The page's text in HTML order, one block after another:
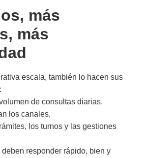
más
más
escala, también lo hacen sus
de consultas diarias,
los canales,
los turnos y las gestiones
deben responder rápido, bien y